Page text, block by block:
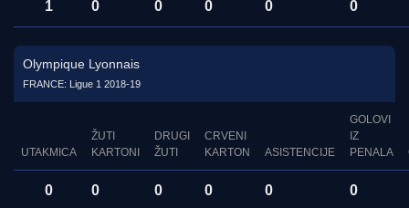
1 0 0 0 0 0
Olympique Lyonnais
FRANCE: Ligue 1 2018-19
UTAKMICA
ŽUTI
KARTONI
DRUGI
ŽUTI
CRVENI
KARTON
ASISTENCIJE
GOLOVI
IZ
PENALA
0 0 0 0 0 0